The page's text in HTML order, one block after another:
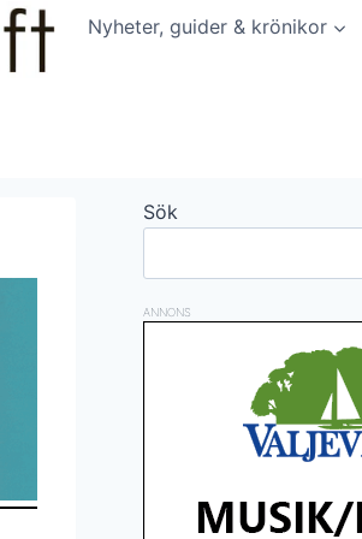
Nyheter, guider & krönikor
Sök
ANNONS